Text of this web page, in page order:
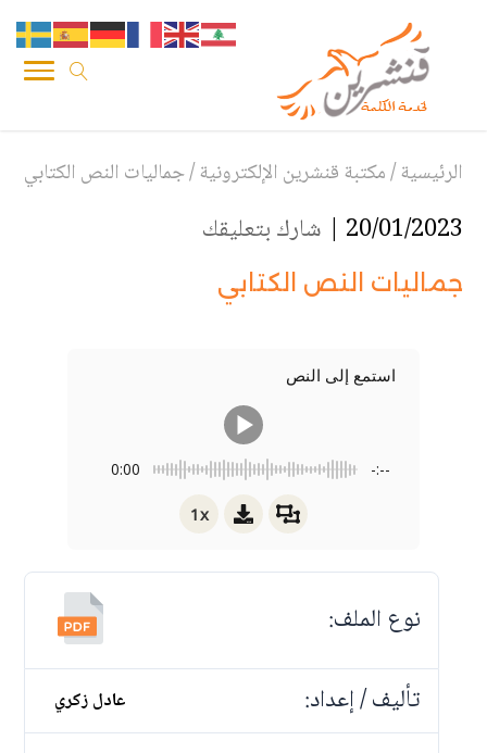
الرئيسية/مكتبة قنشرين الإلكترونية/جماليات النص الكتابي
20/01/2023 | شارك بتعليقك
جماليات النص الكتابي
استمع إلى النص
0:00 -:--
1x
نوع الملف:
تأليف / إعداد:
عادل زكري